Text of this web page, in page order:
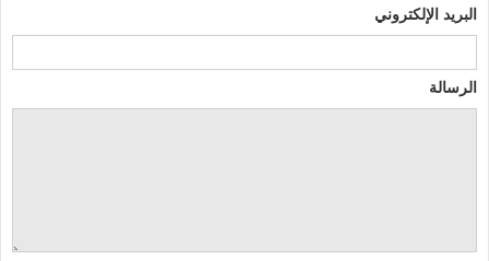
البريد الإلكتروني
الرسالة